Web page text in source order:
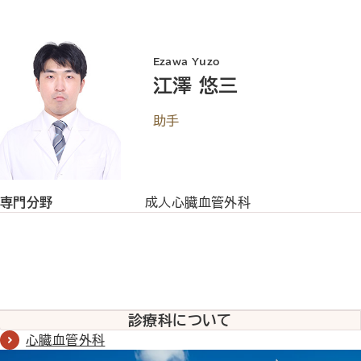
江澤 悠三
Ezawa Yuzo
助手
専門分野 成人心臓血管外科
診療科について
心臓血管外科